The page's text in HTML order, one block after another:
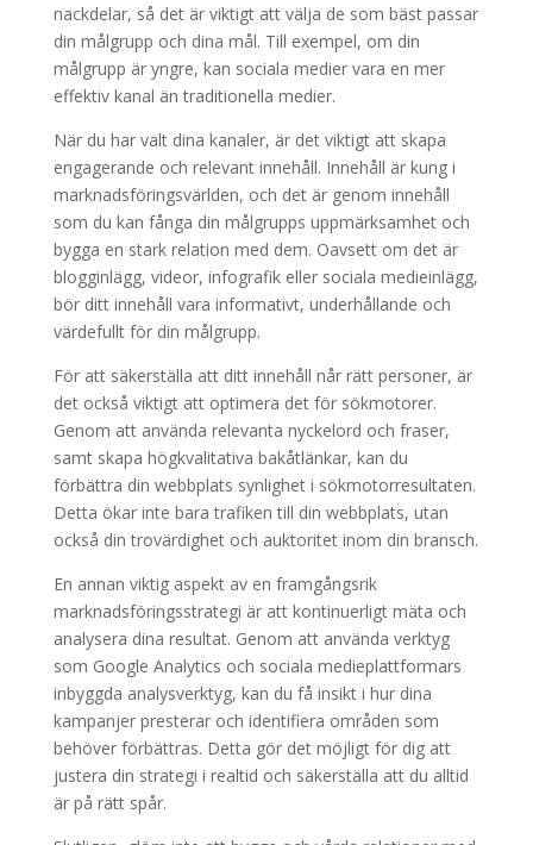
nackdelar, så det är viktigt att välja de som bäst passar
din målgrupp och dina mål. Till exempel, om din
målgrupp är yngre, kan sociala medier vara en mer
effektiv kanal än traditionella medier.
När du har valt dina kanaler, är det viktigt att skapa
engagerande och relevant innehåll. Innehåll är kung i
marknadsföringsvärlden, och det är genom innehåll
som du kan fånga din målgrupps uppmärksamhet och
bygga en stark relation med dem. Oavsett om det är
blogginlägg, videor, infografik eller sociala medieinlägg,
bör ditt innehåll vara informativt, underhållande och
värdefullt för din målgrupp.
För att säkerställa att ditt innehåll når rätt personer, är
det också viktigt att optimera det för sökmotorer.
Genom att använda relevanta nyckelord och fraser,
samt skapa högkvalitativa bakåtlänkar, kan du
förbättra din webbplats synlighet i sökmotorresultaten.
Detta ökar inte bara trafiken till din webbplats, utan
också din trovärdighet och auktoritet inom din bransch.
En annan viktig aspekt av en framgångsrik
marknadsföringsstrategi är att kontinuerligt mäta och
analysera dina resultat. Genom att använda verktyg
som Google Analytics och sociala medieplattformars
inbyggda analysverktyg, kan du få insikt i hur dina
kampanjer presterar och identifiera områden som
behöver förbättras. Detta gör det möjligt för dig att
justera din strategi i realtid och säkerställa att du alltid
är på rätt spår.